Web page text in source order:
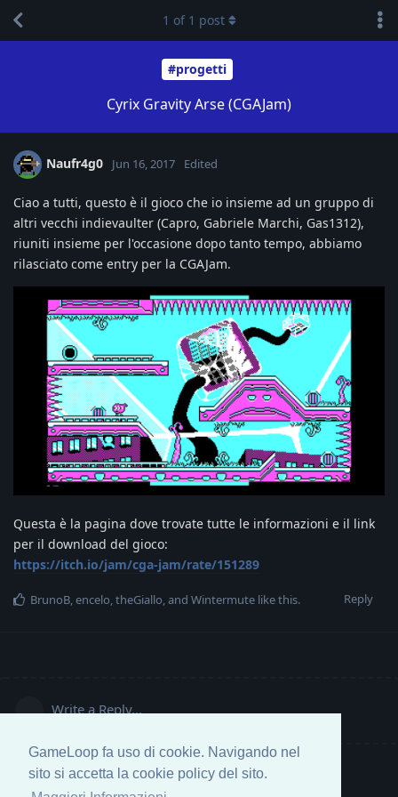
GameLoop fa uso di cookie. Navigando nel
sito si accetta la cookie policy del sito.
#progetti
Cyrix Gravity Arse (CGAJam)
1 of 1 post
Naufr4g0 Jun 16, 2017 Edited
Ciao a tutti, questo è il gioco che io insieme ad un gruppo di
altri vecchi indievaulter (Capro, Gabriele Marchi, Gas1312),
riuniti insieme per l'occasione dopo tanto tempo, abbiamo
rilasciato come entry per la CGAJam.
Questa è la pagina dove trovate tutte le informazioni e il link
per il download del gioco:
https://itch.io/jam/cga-jam/rate/151289
Reply
BrunoB,encelo,theGiallo, and Wintermute like this.
Write a Reply...